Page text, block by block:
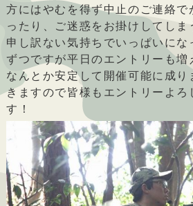
方にはやむを得ず中止のご連絡で
ったり、ご迷惑をお掛けしてしま
申し訳ない気持ちでいっぱいにな
ずつですが平日のエントリーも増
なんとか安定して開催可能に成り
きますので皆様もエントリーよろ
す！